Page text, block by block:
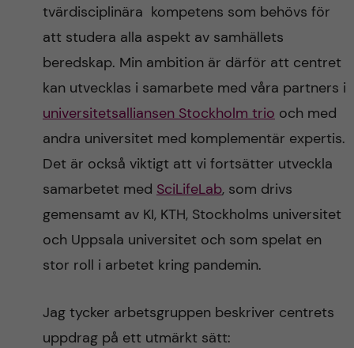
tvärdisciplinära kompetens som behövs för
att studera alla aspekt av samhällets
beredskap. Min ambition är därför att centret
kan utvecklas i samarbete med våra partners i
universitetsalliansen Stockholm trio och med
andra universitet med komplementär expertis.
Det är också viktigt att vi fortsätter utveckla
samarbetet med SciLifeLab, som drivs
gemensamt av KI, KTH, Stockholms universitet
och Uppsala universitet och som spelat en
stor roll i arbetet kring pandemin.
Jag tycker arbetsgruppen beskriver centrets
uppdrag på ett utmärkt sätt: